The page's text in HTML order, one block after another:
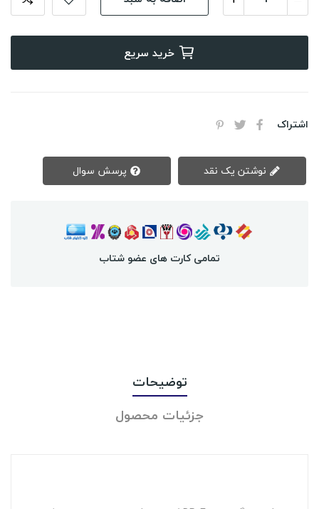
خرید سریع
اشتراک
تمامی کارت های عضو شتاب
توضیحات
جزئیات محصول